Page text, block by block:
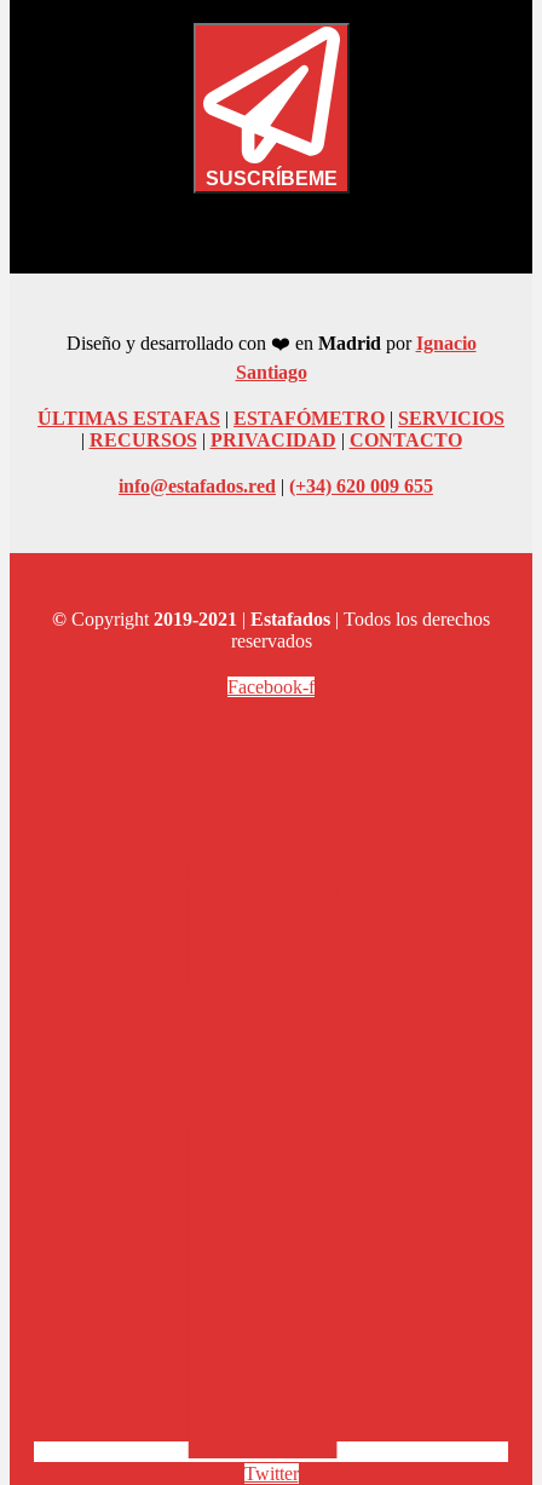
SUSCRÍBEME
Diseño y desarrollado con ❤️ en MadridporIgnacio
Santiago
ÚLTIMAS ESTAFAS | ESTAFÓMETRO | SERVICIOS
| RECURSOS| PRIVACIDAD | CONTACTO
info@estafados.red | (+34) 620 009 655
© Copyright2019-2021 | Estafados | Todos los derechos
reservados
Facebook-f
Twitter